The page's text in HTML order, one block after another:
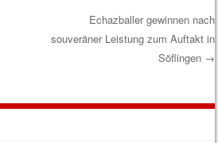
Echazballer gewinnen nach
souveräner Leistung zum Auftakt in
Söflingen →